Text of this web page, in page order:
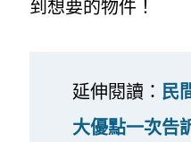
到想要的物件！
延伸閱讀： 民
大優點一次告